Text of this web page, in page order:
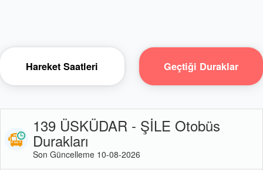
Hareket Saatleri Geçtiği Duraklar
139 ÜSKÜDAR - ŞİLE Otobüs
Durakları
Son Güncelleme 10-08-2026